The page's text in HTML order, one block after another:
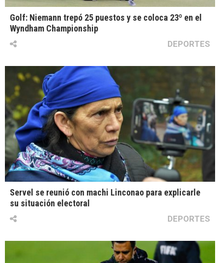
Golf: Niemann trepó 25 puestos y se coloca 23º en el
Wyndham Championship
DEPORTES
Servel se reunió con machi Linconao para explicarle
su situación electoral
DEPORTES